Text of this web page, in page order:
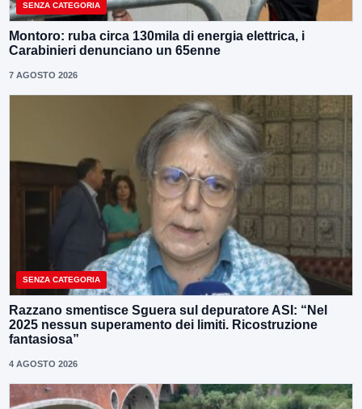
SENZA CATEGORIA
Montoro: ruba circa 130mila di energia elettrica, i
Carabinieri denunciano un 65enne
7 AGOSTO 2026
SENZA CATEGORIA
Razzano smentisce Sguera sul depuratore ASI: “Nel
2025 nessun superamento dei limiti. Ricostruzione
fantasiosa”
4 AGOSTO 2026